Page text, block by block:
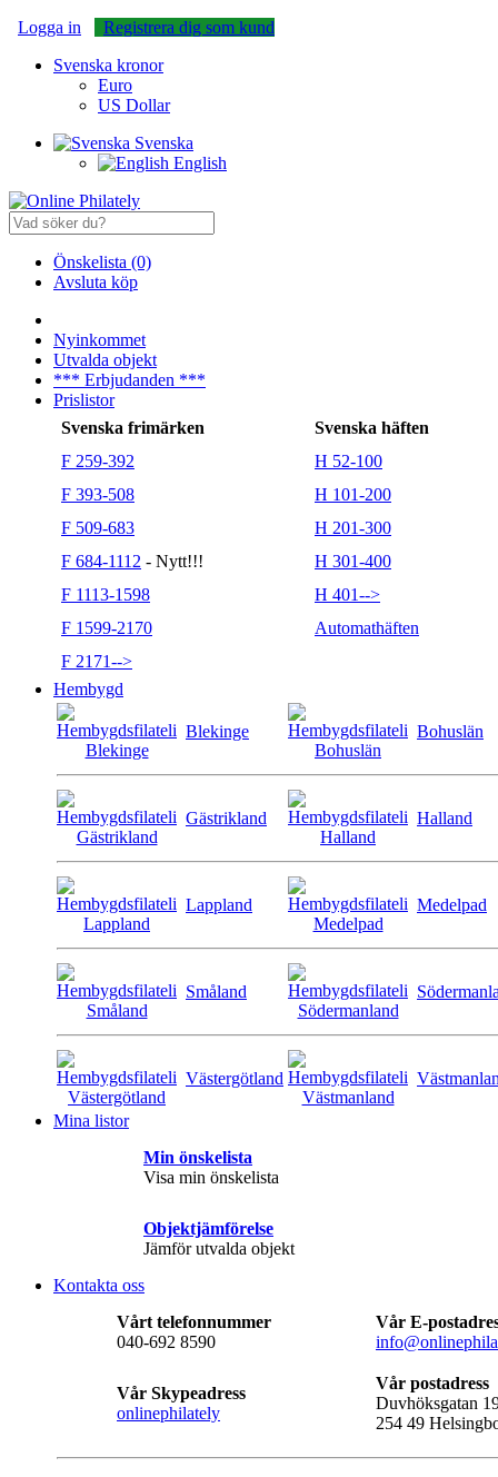
Logga in
Registrera dig som kund
Svenska kronor
Euro
US Dollar
Svenska
English
Önskelista (0)
Avsluta köp
Nyinkommet
Utvalda objekt
*** Erbjudanden ***
Prislistor
Svenska frimärken
Svenska häften
F 259-392
H 52-100
F 393-508
H 101-200
F 509-683
H 201-300
F 684-1112 - Nytt!!!
H 301-400
F 1113-1598
H 401-->
F 1599-2170
Automathäften
F 2171-->
Hembygd
Blekinge Bohuslän
Gästrikland Halland
Lappland Medelpad
Småland
Västergötland
Mina listor
Min önskelista
Visa min önskelista
Objektjämförelse
Jämför utvalda objekt
Kontakta oss
Vårt telefonnummer
040-692 8590
Vår E-
Vår Skypeadress
onlinephilately
Vår postadress
Duvhöksgatan
254 49